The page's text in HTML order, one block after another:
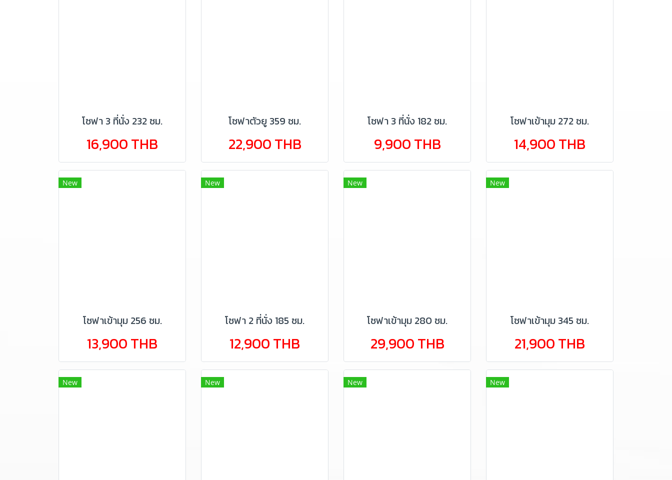
โซฟา 3 ที่นั่ง 232 ซม.
16,900 THB
โซฟาตัวยู 359 ซม.
22,900 THB
โซฟา 3 ที่นั่ง 182 ซม.
9,900 THB
โซฟาเข้ามุม 272 ซม.
14,900 THB
New
โซฟาเข้ามุม 256 ซม.
13,900 THB
New
โซฟา 2 ที่นั่ง 185 ซม.
12,900 THB
New
โซฟาเข้ามุม 280 ซม.
29,900 THB
New
โซฟาเข้ามุม 345 ซม.
21,900 THB
New New New New